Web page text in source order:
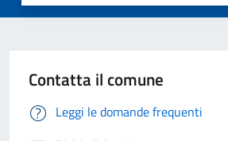
Contatta il comune
Leggi le domande frequenti